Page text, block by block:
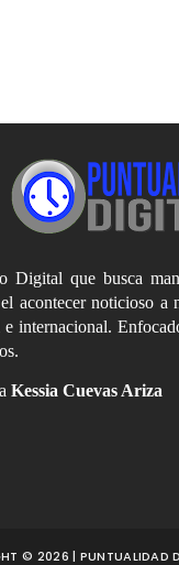
Digital que busca
acontecer noticioso a
e internacional.
Kessia Cuevas Ariza
© 2026 | PUNTUALIDAD